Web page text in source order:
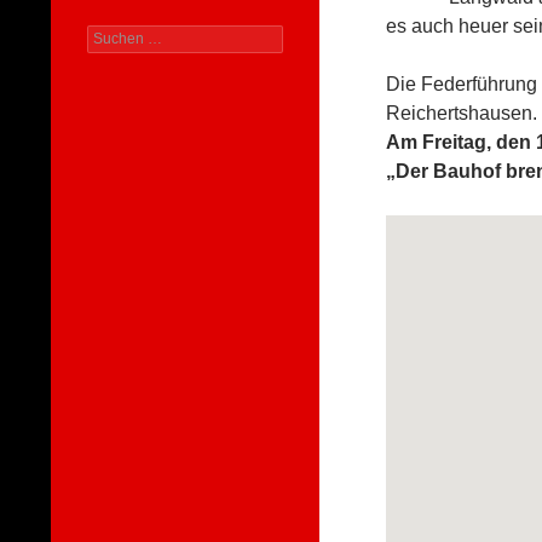
es auch heuer
Die
Reichertshausen.
Am Freitag, den
„Der Bauhof
Suchen
nach: